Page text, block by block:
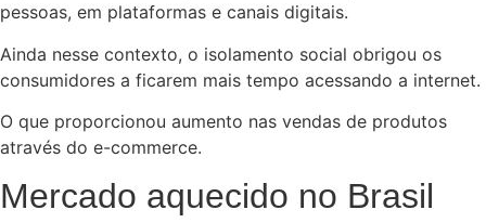
pessoas, em plataformas e canais digitais.
Ainda nesse contexto, o isolamento social obrigou os
consumidores a ficarem mais tempo acessando a internet.
O que proporcionou aumento nas vendas de produtos
através do e-commerce.
Mercado aquecido no Brasil